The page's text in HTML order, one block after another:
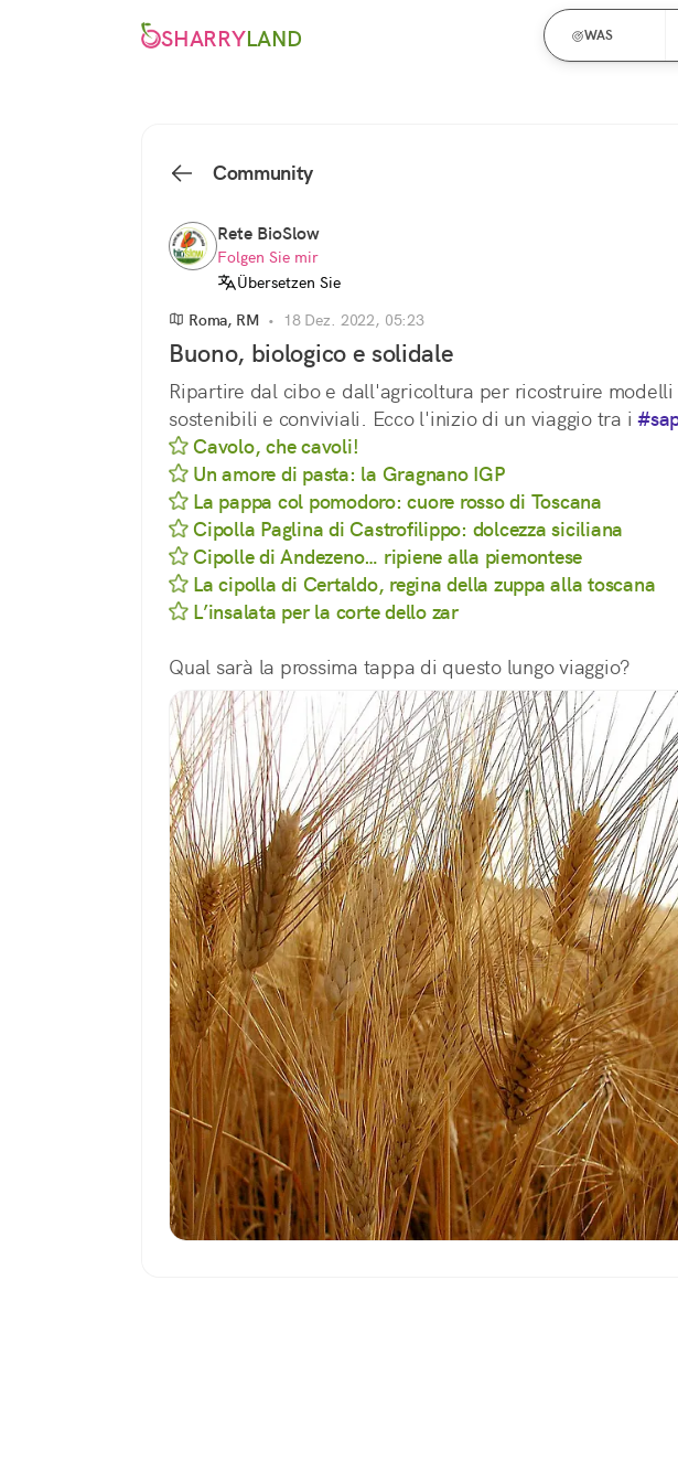
SHARRYLAND WAS
Community
Rete BioSlow
Folgen Sie mir
Übersetzen Sie
Roma, RM • 18 Dez. 2022, 05:23
Buono, biologico e solidale
Ripartire dal cibo e dall'agricoltura per ricostruire modelli
sostenibili e conviviali. Ecco l'inizio di un viaggio tra i
Cavolo, che cavoli!
Un amore di pasta: la Gragnano IGP
La pappa col pomodoro: cuore rosso di Toscana
Cipolla Paglina di Castrofilippo: dolcezza siciliana
Cipolle di Andezeno… ripiene alla piemontese
La cipolla di Certaldo, regina della zuppa alla toscana
L’insalata per la corte dello zar
Qual sarà la prossima tappa di questo lungo viaggio?